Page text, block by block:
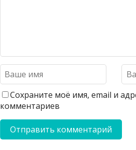
Сохраните моё имя, email и
комментариев